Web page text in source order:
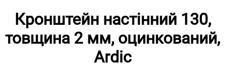
Кронштейн настінний 130,
товщина 2 мм, оцинкований,
Ardic